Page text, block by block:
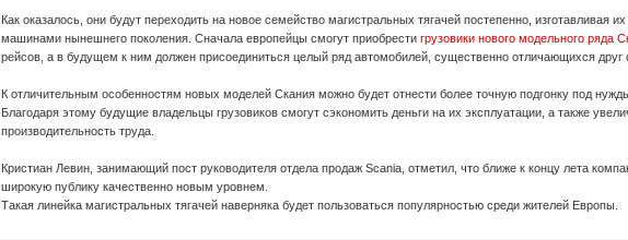
Как оказалось, они будут переходить на новое семейство магистральных тягачей постепенно, изготавливая
машинами нынешнего поколения. Сначала европейцы смогут приобрести грузовики нового модельного ряда
рейсов, а в будущем к ним должен присоединиться целый ряд автомобилей, существенно отличающихся друг
К отличительным особенностям новых моделей Скания можно будет отнести более точную подгонку под
Благодаря этому будущие владельцы грузовиков смогут сэкономить деньги на их эксплуатации, а также
производительность труда.
Кристиан Левин, занимающий пост руководителя отдела продаж Scania, отметил, что ближе к концу лета
широкую публику качественно новым уровнем.
Такая линейка магистральных тягачей наверняка будет пользоваться популярностью среди жителей Европы.